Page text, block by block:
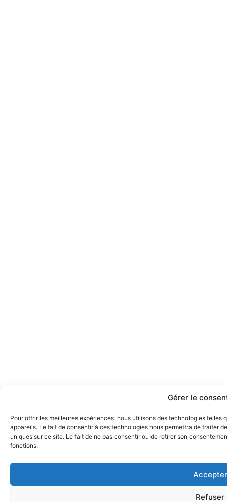
Gérer le
Pour offrir les meilleures expériences, nous utilisons des technologies
appareils. Le fait de consentir à ces technologies nous permettra de traiter
uniques sur ce site. Le fait de ne pas consentir ou de retirer son
fonctions.
Accepter
Refuser